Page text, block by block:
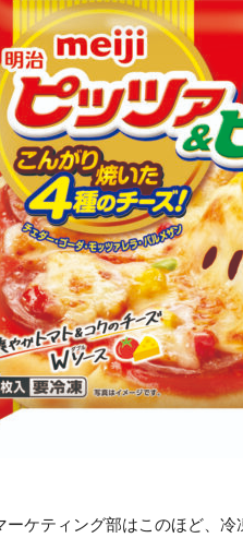
ーケティング部はこのほど、